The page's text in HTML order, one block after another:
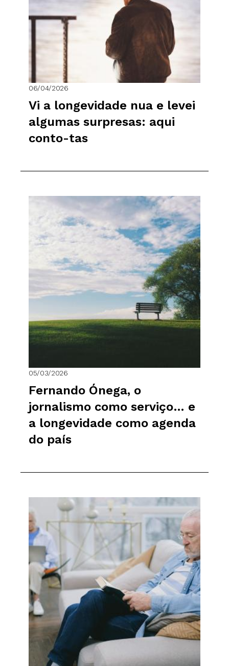
06/04/2026
Vi a longevidade nua e levei
algumas surpresas: aqui
conto-tas
05/03/2026
Fernando Ónega, o
jornalismo como serviço… e
a longevidade como agenda
do país